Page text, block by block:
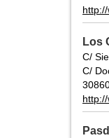
Los
C/
C/